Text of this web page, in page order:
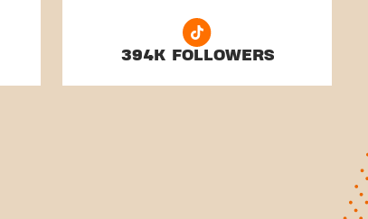
394K FOLLOWERS